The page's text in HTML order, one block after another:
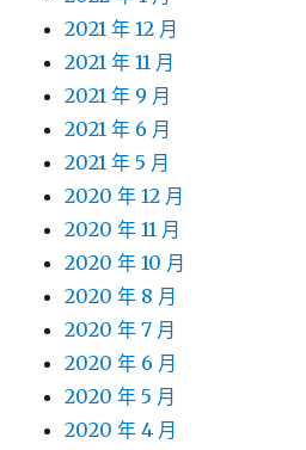
2021 年 12 月
2021 年 11 月
2021 年 9 月
2021 年 6 月
2021 年 5 月
2020 年 12 月
2020 年 11 月
2020 年 10 月
2020 年 8 月
2020 年 7 月
2020 年 6 月
2020 年 5 月
2020 年 4 月